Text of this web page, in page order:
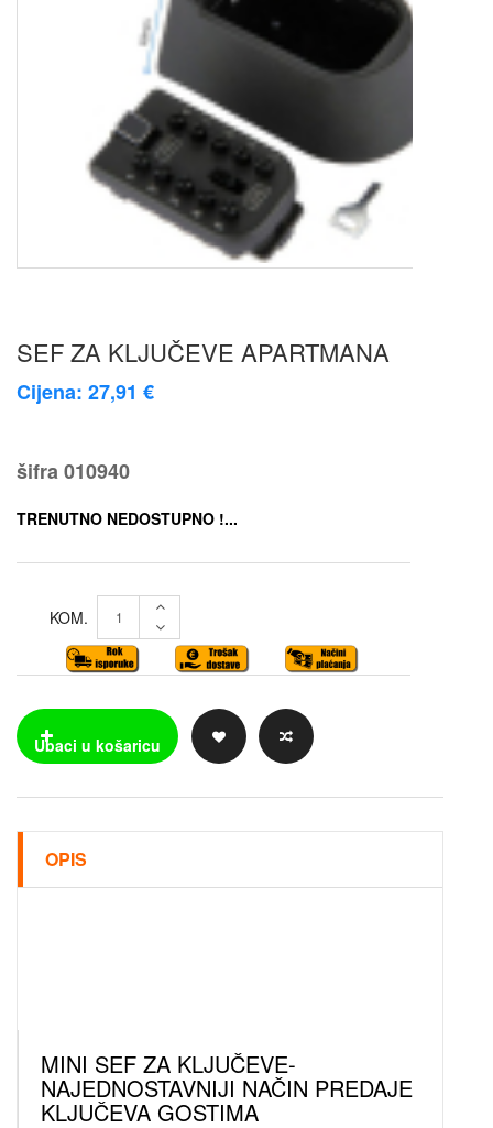
SEF ZA KLJUČEVE APARTMANA
Cijena: 27,91 €
šifra010940
TRENUTNO NEDOSTUPNO !...
KOM.
OPIS
MINI SEF ZA KLJUČEVE-
NAJEDNOSTAVNIJI NAČIN PREDAJE
KLJUČEVA GOSTIMA